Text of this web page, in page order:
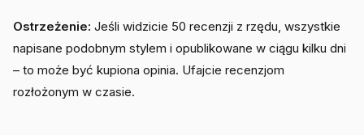
Ostrzeżenie: Jeśli widzicie 50 recenzji z rzędu, wszystkie
napisane podobnym stylem i opublikowane w ciągu kilku dni
– to może być kupiona opinia. Ufajcie recenzjom
rozłożonym w czasie.